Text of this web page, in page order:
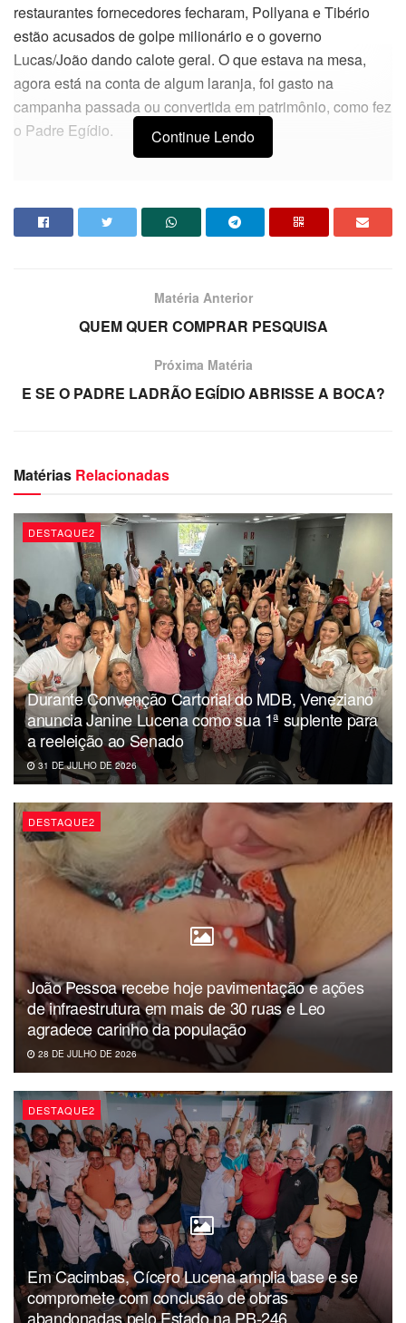
restaurantes fornecedores fecharam, Pollyana e Tibério
estão acusados de golpe milionário e o governo
Lucas/João dando calote geral. O que estava na mesa,
agora está na conta de algum laranja, foi gasto na
campanha passada ou convertida em patrimônio, como fez
o Padre Egídio.
Continue Lendo
Matéria Anterior
QUEM QUER COMPRAR PESQUISA
Próxima Matéria
E SE O PADRE LADRÃO EGÍDIO ABRISSE A BOCA?
Matérias Relacionadas
DESTAQUE2
Durante Convenção Cartorial do MDB, Veneziano
anuncia Janine Lucena como sua 1ª suplente para
a reeleição ao Senado
31 DE JULHO DE 2026
DESTAQUE2
João Pessoa recebe hoje pavimentação e ações
de infraestrutura em mais de 30 ruas e Leo
agradece carinho da população
28 DE JULHO DE 2026
DESTAQUE2
Em Cacimbas, Cícero Lucena amplia base e se
compromete com conclusão de obras
abandonadas pelo Estado na PB-246